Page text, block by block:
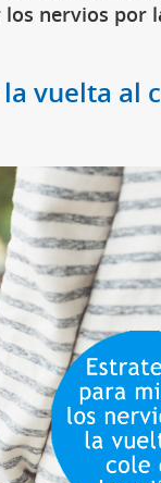
nervios por
vuelta al